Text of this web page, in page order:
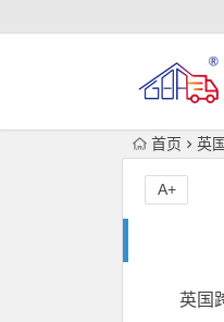
首页 英
A+
英国